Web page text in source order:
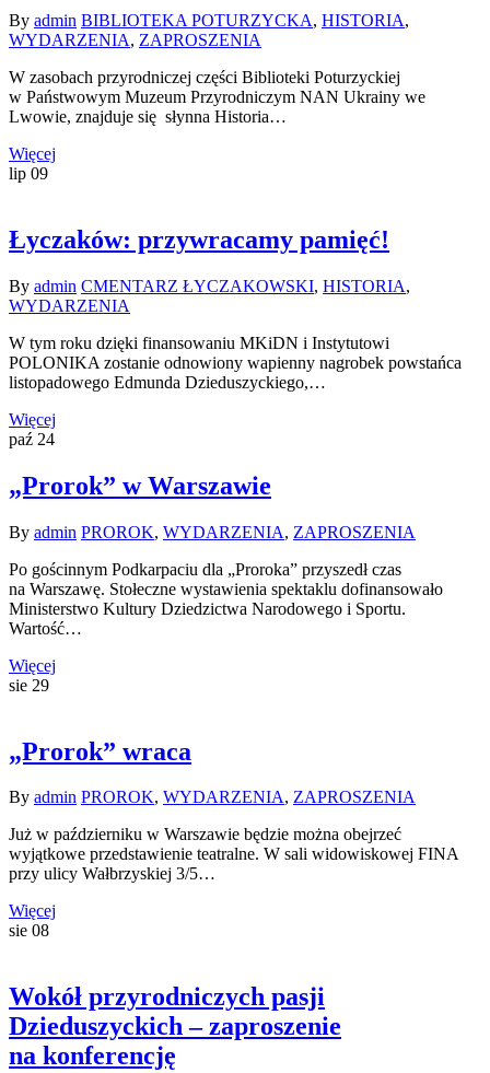
By admin BIBLIOTEKA POTURZYCKA, HISTORIA,
WYDARZENIA, ZAPROSZENIA
W zasobach przyrodniczej części Biblioteki Poturzyckiej
w Państwowym Muzeum Przyrodniczym NAN Ukrainy we
Lwowie, znajduje się słynna Historia…
Więcej
lip 09
Łyczaków: przywracamy pamięć!
By admin CMENTARZ ŁYCZAKOWSKI, HISTORIA,
WYDARZENIA
W tym roku dzięki finansowaniu MKiDN i Instytutowi
POLONIKA zostanie odnowiony wapienny nagrobek powstańca
listopadowego Edmunda Dzieduszyckiego,…
Więcej
paź 24
„Prorok” w Warszawie
By admin PROROK, WYDARZENIA, ZAPROSZENIA
Po gościnnym Podkarpaciu dla „Proroka” przyszedł czas
na Warszawę. Stołeczne wystawienia spektaklu dofinansowało
Ministerstwo Kultury Dziedzictwa Narodowego i Sportu.
Wartość…
Więcej
sie 29
„Prorok” wraca
By admin PROROK, WYDARZENIA, ZAPROSZENIA
Już w październiku w Warszawie będzie można obejrzeć
wyjątkowe przedstawienie teatralne. W sali widowiskowej FINA
przy ulicy Wałbrzyskiej 3/5…
Więcej
sie 08
Wokół przyrodniczych pasji
Dzieduszyckich – zaproszenie
na konferencję